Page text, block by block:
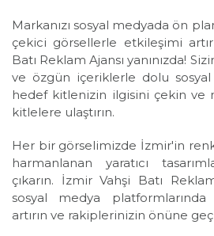
Markanızı sosyal medyada ön
çekici görsellerle etkileşimi
Batı Reklam Ajansı yanınızda!
ve özgün içeriklerle dolu
hedef kitlenizin ilgisini çekin ve
kitlelere ulaştırın.
Her bir görselimizde İzmir'in
harmanlanan yaratıcı
çıkarın. İzmir Vahşi Batı
sosyal medya platformlarında
artırın ve rakiplerinizin önüne